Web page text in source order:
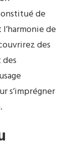
de
de
des
s’imprégner